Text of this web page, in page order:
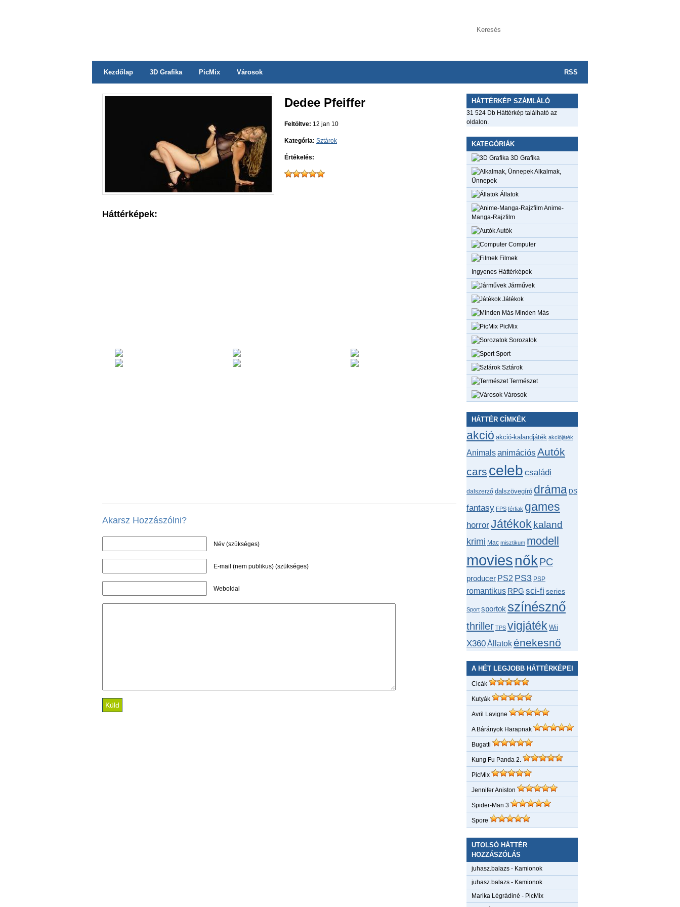
Kezdőlap 3D Grafika PicMix Városok RSS
Dedee Pfeiffer
Feltöltve: 12 jan 10
Kategória: Sztárok
Értékelés:
Háttérképek:
Akarsz Hozzászólni?
Név (szükséges)
E-mail (nem publikus) (szükséges)
Weboldal
HÁTTÉRKÉP SZÁMLÁLÓ
31 524 Db Háttérkép található az
oldalon.
KATEGÓRIÁK
3D Grafika
Alkalmak,
Ünnepek
Állatok
Anime-
Manga-Rajzfilm
Autók
Computer
Filmek
Ingyenes Háttérképek
Járművek
Játékok
Minden Más
PicMix
Sorozatok
Sport
Sztárok
Természet
Városok
HÁTTÉR CÍMKÉK
akció akció-kalandjáték akciójáték
Animalsanimációs Autók
cars celeb családi
dalszerző dalszövegíró dráma DS
fantasy FPS férfiak games
horrorJátékok kaland
krimi Mac misztikum modell
moviesnőkPC
producer PS2 PS3 PSP
romantikus RPG sci-fi series
Sport sportok színésznő
thriller TPS vigjáték Wii
X360Állatok énekesnő
A HÉT LEGJOBB HÁTTÉRKÉPEI
Cicák
Kutyák
Avril Lavigne
A Bárányok Harapnak
Bugatti
Kung Fu Panda 2.
PicMix
Jennifer Aniston
Spider-Man 3
Spore
UTOLSÓ HÁTTÉR
HOZZÁSZÓLÁS
juhasz.balazs - Kamionok
juhasz.balazs - Kamionok
Marika Légrádiné - PicMix